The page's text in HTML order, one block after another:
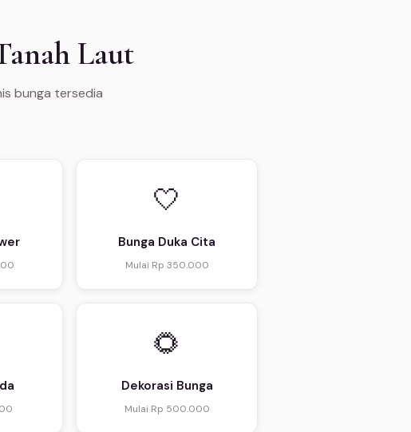
Laut
bunga tersedia
🤍
Bunga Duka Cita
Mulai Rp 350.000
🌻
Dekorasi Bunga
Mulai Rp 500.000